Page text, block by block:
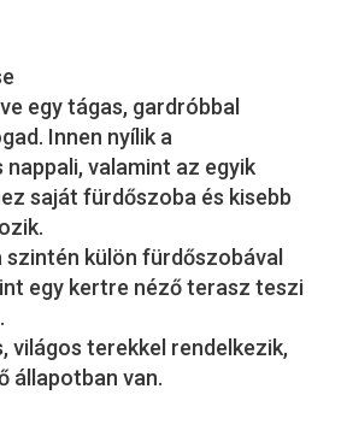
egy tágas, gardróbbal
Innen nyílik a
valamint az egyik
saját fürdőszoba és kisebb
külön fürdőszobával
egy kertre néző terasz teszi
világos terekkel rendelkezik,
állapotban van.